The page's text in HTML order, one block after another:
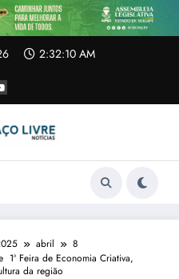
2:32:11 AM
abril
8
Feira de Economia Criativa,
da região